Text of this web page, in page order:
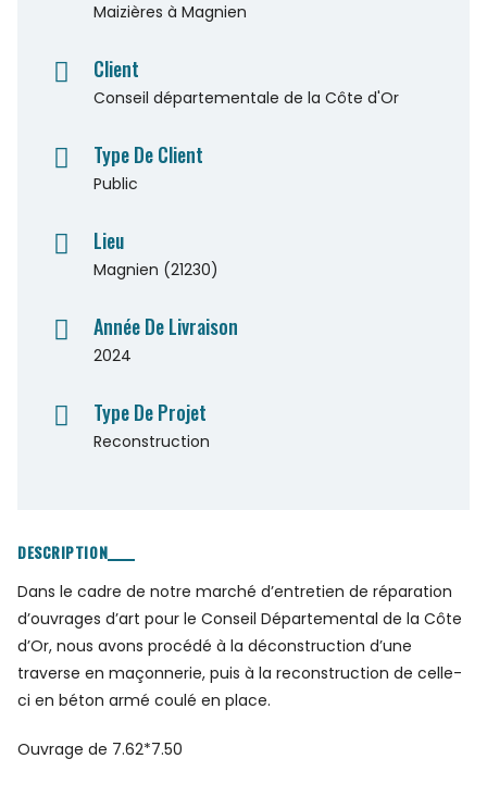
Maizières à Magnien
Client
Conseil départementale de la Côte d'Or
Type De Client
Public
Lieu
Magnien (21230)
Année De Livraison
2024
Type De Projet
Reconstruction
DESCRIPTION
Dans le cadre de notre marché d’entretien de réparation
d’ouvrages d’art pour le Conseil Départemental de la Côte
d’Or, nous avons procédé à la déconstruction d’une
traverse en maçonnerie, puis à la reconstruction de celle-
ci en béton armé coulé en place.
Ouvrage de 7.62*7.50